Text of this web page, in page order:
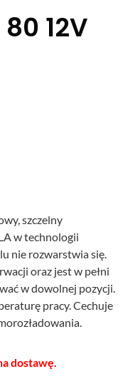
12V
szczelny
w technologii
nie rozwarstwia się.
oraz jest w pełni
w dowolnej pozycji.
pracy. Cechuje
dostawę.